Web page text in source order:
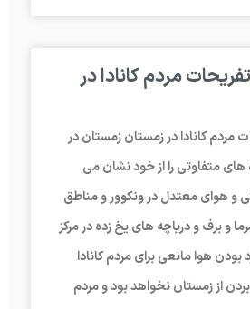
مردم کانادا در
مردم کانادا در زمستان زمستان در
های متفاوتی را از خود نشان می
و هوای معتدل در ونکوور و مناطق
و برف و دریاچه های یخ زده در مرکز
بودن هوا مانعی برای مردم کانادا
از زمستان نخواهد بود و مردم